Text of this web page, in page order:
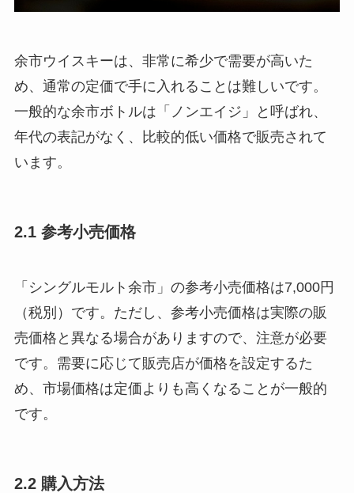
余市ウイスキーは、非常に希少で需要が高いた
め、通常の定価で手に入れることは難しいです。
一般的な余市ボトルは「ノンエイジ」と呼ばれ、
年代の表記がなく、比較的低い価格で販売されて
います。
2.1 参考小売価格
「シングルモルト余市」の参考小売価格は7,000円
（税別）です。ただし、参考小売価格は実際の販
売価格と異なる場合がありますので、注意が必要
です。需要に応じて販売店が価格を設定するた
め、市場価格は定価よりも高くなることが一般的
です。
2.2 購入方法